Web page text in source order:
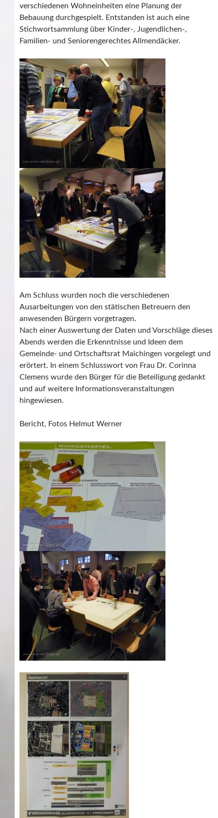
verschiedenen Wohneinheiten eine Planung der
Bebauung durchgespielt. Entstanden ist auch eine
Stichwortsammlung über Kinder-, Jugendlichen-,
Familien- und Seniorengerechtes Allmendäcker.
Am Schluss wurden noch die verschiedenen
Ausarbeitungen von den stätischen Betreuern den
anwesenden Bürgern vorgetragen.
Nach einer Auswertung der Daten und Vorschläge dieses
Abends werden die Erkenntnisse und Ideen dem
Gemeinde- und Ortschaftsrat Maichingen vorgelegt und
erörtert. In einem Schlusswort von Frau Dr. Corinna
Clemens wurde den Bürger für die Beteiligung gedankt
und auf weitere Informationsveranstaltungen
hingewiesen.
Bericht, Fotos Helmut Werner